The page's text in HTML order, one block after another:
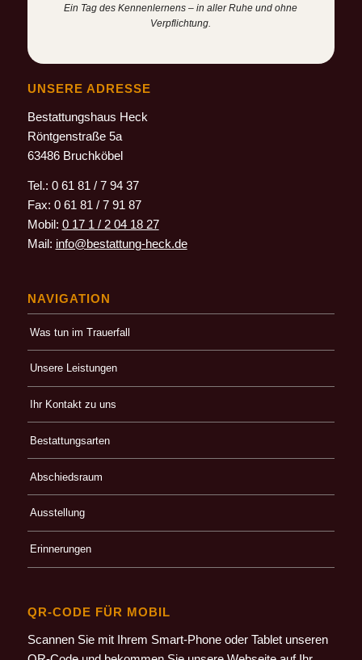
Ein Tag des Kennenlernens – in aller Ruhe und ohne
Verpflichtung.
UNSERE ADRESSE
Bestattungshaus Heck
Röntgenstraße 5a
63486 Bruchköbel
Tel.: 0 61 81 / 7 94 37
Fax: 0 61 81 / 7 91 87
Mobil: 0 17 1 / 2 04 18 27
Mail: info@bestattung-heck.de
NAVIGATION
Was tun im Trauerfall
Unsere Leistungen
Ihr Kontakt zu uns
Bestattungsarten
Abschiedsraum
Ausstellung
Erinnerungen
QR-CODE FÜR MOBIL
Scannen Sie mit Ihrem Smart-Phone oder Tablet unseren